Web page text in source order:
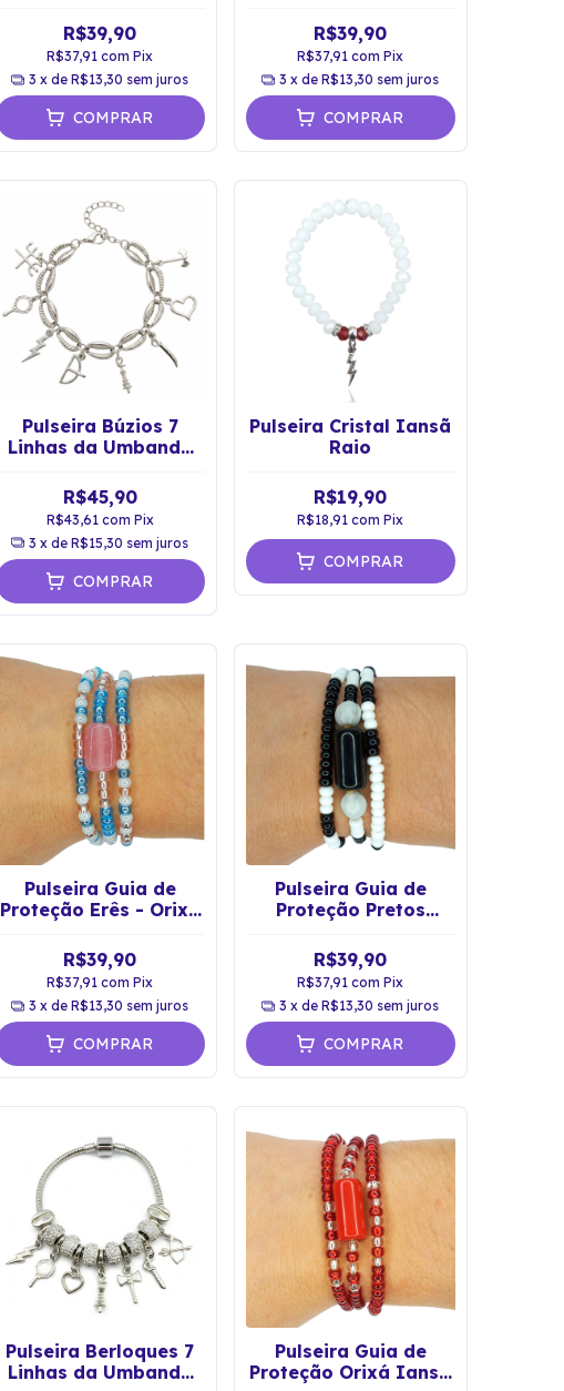
R$39,90
R$37,91com Pix
3 x deR$13,30 sem juros
COMPRAR
R$39,90
R$37,91com Pix
3 x deR$13,30 sem juros
COMPRAR
Pulseira Búzios 7
Linhas da Umbanda
R$45,90
R$43,61 com Pix
3 x deR$15,30 sem juros
COMPRAR
Pulseira Cristal Iansã
Raio
R$19,90
R$18,91com Pix
COMPRAR
Pulseira Guia de
Proteção Erês - Orixá
R$39,90
R$37,91com Pix
3 x deR$13,30 sem juros
COMPRAR
Pulseira Guia de
Proteção Pretos
R$39,90
R$37,91com Pix
3 x deR$13,30 sem juros
COMPRAR
Pulseira Berloques 7
Linhas da Umbanda
Pulseira Guia de
Proteção Orixá Iansã